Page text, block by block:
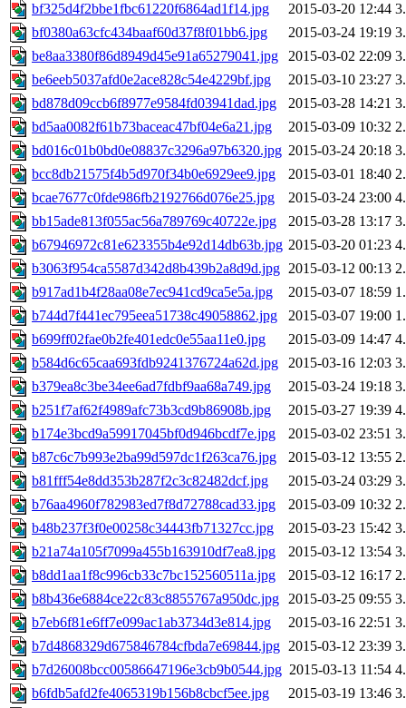
bf325d4f2bbe1fbc61220f6864ad1f14.jpg
2015-03-20 12:44
bf0380a63cfc434baaf60d37f8f01bb6.jpg
2015-03-24 19:19
be8aa3380f86d8949d45e91a65279041.jpg
2015-03-02 22:09
be6eeb5037afd0e2ace828c54e4229bf.jpg
2015-03-10 23:27
bd878d09ccb6f8977e9584fd03941dad.jpg
2015-03-28 14:21
bd5aa0082f61b73baceac47bf04e6a21.jpg
2015-03-09 10:32
bd016c01b0bd0e08837c3296a97b6320.jpg 2015-03-24 20:18
bcc8db21575f4b5d970f34b0e6929ee9.jpg
2015-03-01 18:40
bcae7677c0fde986fb2192766d076e25.jpg
2015-03-24 23:00
bb15ade813f055ac56a789769c40722e.jpg
2015-03-28 13:17
b67946972c81e623355b4e92d14db63b.jpg 2015-03-20 01:23
b3063f954ca5587d342d8b439b2a8d9d.jpg 2015-03-12 00:13
b917ad1b4f28aa08e7ec941cd9ca5e5a.jpg
2015-03-07 18:59
b744d7f441ec795eea51738c49058862.jpg
2015-03-07 19:00
b699ff02fae0b2fe401edc0e55aa11e0.jpg
2015-03-09 14:47
b584d6c65caa693fdb9241376724a62d.jpg
2015-03-16 12:03
b379ea8c3be34ee6ad7fdbf9aa68a749.jpg
2015-03-24 19:18
b251f7af62f4989afc73b3cd9b86908b.jpg
2015-03-27 19:39
b174e3bcd9a59917045bf0d946bcdf7e.jpg
2015-03-02 23:51
b87c6c7b993e2ba99d597dc1f263ca76.jpg
2015-03-12 13:55
b81fff54e8dd353b287f2c3c82482dcf.jpg
2015-03-24 03:29
b76aa4960f782983ed7f8d72788cad33.jpg
2015-03-09 10:32
b48b237f3f0e00258c34443fb71327cc.jpg
2015-03-23 15:42
b21a74a105f7099a455b163910df7ea8.jpg
2015-03-12 13:54
b8dd1aa1f8c996cb33c7bc152560511a.jpg
2015-03-12 16:17
b8b436e6884ce22c83c8855767a950dc.jpg 2015-03-25 09:55
b7eb6f81e6ff7e099ac1ab3734d3e814.jpg
2015-03-16 22:51
b7d4868329d675846784cfbda7e69844.jpg 2015-03-12 23:39
b7d26008bcc00586647196e3cb9b0544.jpg 2015-03-13 11:54
b6fdb5afd2fe4065319b156b8cbcf5ee.jpg
2015-03-19 13:46